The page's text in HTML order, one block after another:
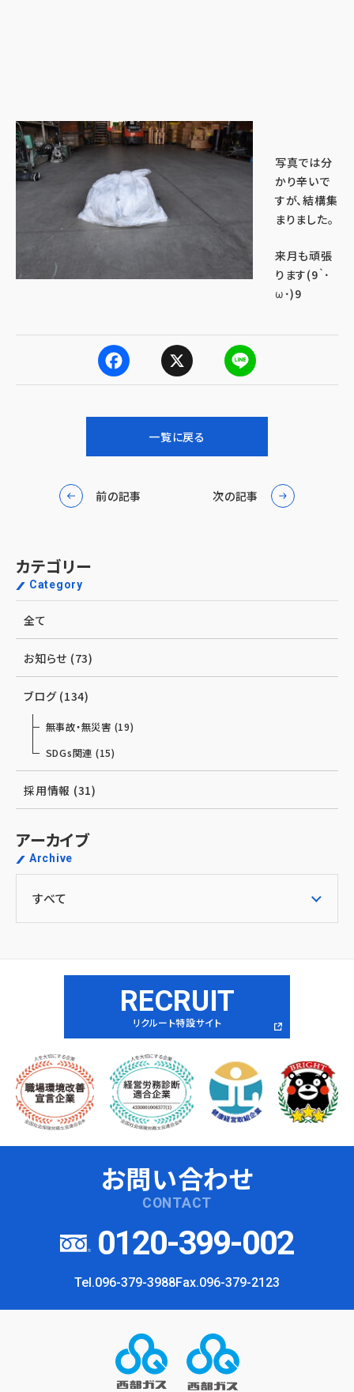
写真では分
かり辛いで
すが、結構集
まりました。
来月も頑張
ります(9｀･
ω･)9
c
e
n
e
一覧に戻る
前の記事 次の記事
カテゴリー
Category
全て
お知らせ (73)
ブログ (134)
無事故・無災害 (19)
SDGs関連 (15)
採用情報 (31)
アーカイブ
Archive
RECRUIT
リクルート特設サイト
お問い合わせ
CONTACT
0120-399-002
Tel.096-379-3988Fax.096-379-2123